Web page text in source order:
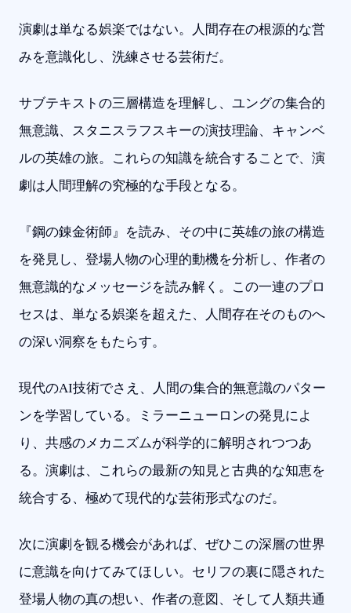
演劇は単なる娯楽ではない。人間存在の根源的な営
みを意識化し、洗練させる芸術だ。
サブテキストの三層構造を理解し、ユングの集合的
無意識、スタニスラフスキーの演技理論、キャンベ
ルの英雄の旅。これらの知識を統合することで、演
劇は人間理解の究極的な手段となる。
『鋼の錬金術師』を読み、その中に英雄の旅の構造
を発見し、登場人物の心理的動機を分析し、作者の
無意識的なメッセージを読み解く。この一連のプロ
セスは、単なる娯楽を超えた、人間存在そのものへ
の深い洞察をもたらす。
現代のAI技術でさえ、人間の集合的無意識のパター
ンを学習している。ミラーニューロンの発見によ
り、共感のメカニズムが科学的に解明されつつあ
る。演劇は、これらの最新の知見と古典的な知恵を
統合する、極めて現代的な芸術形式なのだ。
次に演劇を観る機会があれば、ぜひこの深層の世界
に意識を向けてみてほしい。セリフの裏に隠された
登場人物の真の想い、作者の意図、そして人類共通